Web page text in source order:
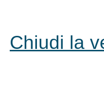
Chiudi la